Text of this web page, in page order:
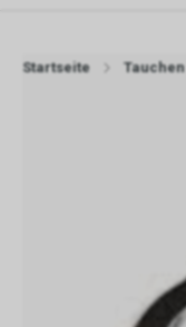
Startseite Tauchen